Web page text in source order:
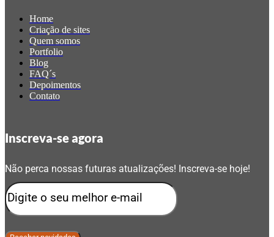
Home
Criação de sites
Quem somos
Portfolio
Blog
FAQ´s
Depoimentos
Contato
Inscreva-se agora
Não perca nossas futuras atualizações! Inscreva-se hoje!